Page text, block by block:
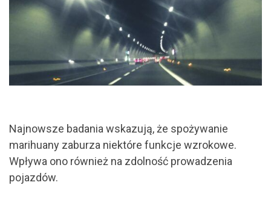
Najnowsze badania wskazują, że spożywanie
marihuany zaburza niektóre funkcje wzrokowe.
Wpływa ono również na zdolność prowadzenia
pojazdów.